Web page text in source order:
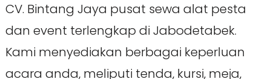
CV. Bintang Jaya pusat sewa alat pesta
dan event terlengkap di Jabodetabek.
Kami menyediakan berbagai keperluan
acara anda, meliputi tenda, kursi, meja,